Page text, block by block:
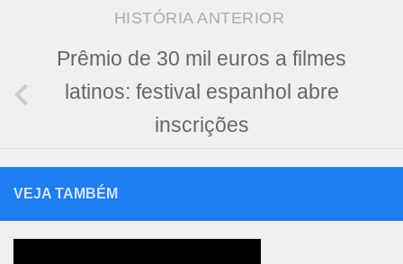
HISTÓRIA ANTERIOR
Prêmio de 30 mil euros a filmes
latinos: festival espanhol abre
inscrições
VEJA TAMBÉM